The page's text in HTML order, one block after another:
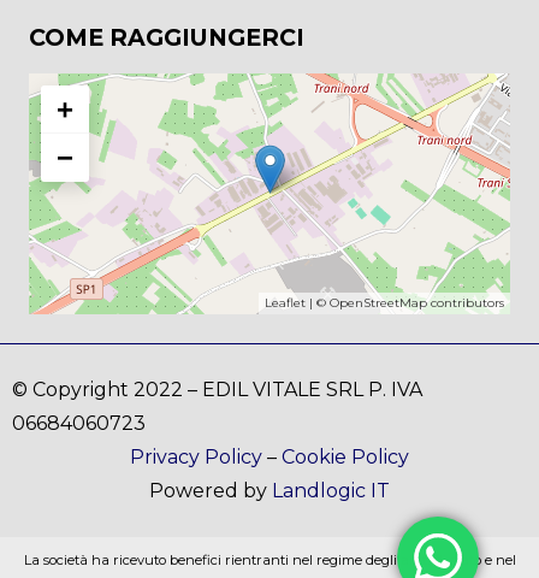
COME RAGGIUNGERCI
+
−
Leaflet | © OpenStreetMapcontributors
© Copyright 2022 – EDIL VITALE SRL P. IVA
06684060723
Privacy Policy – Cookie Policy
Powered by Landlogic IT
La società ha ricevuto benefici rientranti nel regime degli aiuti di stato e nel